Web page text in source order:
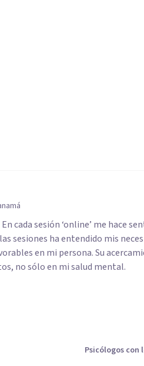
cada sesión ‘online’ me hace
sesiones ha entendido mis
en mi persona. Su
no sólo en mi salud mental.
Psicólogos con